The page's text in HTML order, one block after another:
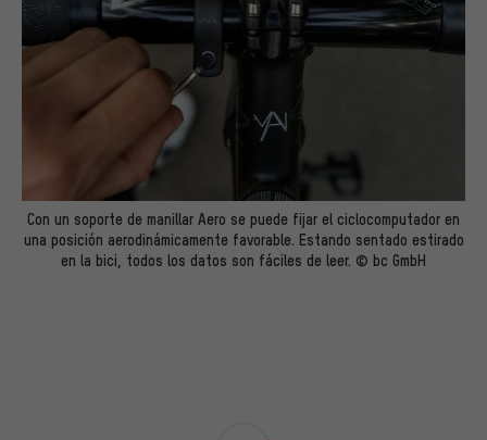
Con un soporte de manillar Aero se puede fijar el ciclocomputador en
una posición aerodinámicamente favorable. Estando sentado estirado
en la bici, todos los datos son fáciles de leer. © bc GmbH